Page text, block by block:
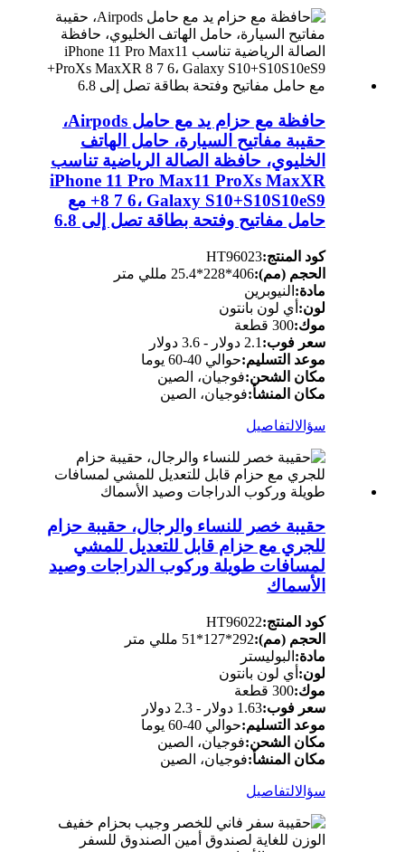
حافظة مع حزام يد مع حامل Airpods،
حقيبة مفاتيح السيارة، حامل الهاتف
الخليوي، حافظة الصالة الرياضية تناسب
iPhone 11 Pro Max11 ProXs MaxXR
8 7 6، Galaxy S10+S10S10eS9+ مع
حامل مفاتيح وفتحة بطاقة تصل إلى 6.8
كود المنتج:HT96023
الحجم (مم):406*228*25.4 مللي متر
مادة: النيوبرين
لون: أي لون بانتون
موك:300 قطعة
سعر فوب: 2.1 دولار - 3.6 دولار
موعد التسليم:حوالي 40-60 يوما
مكان الشحن:فوجيان، الصين
مكان المنشأ:فوجيان، الصين
سؤالالتفاصيل
حقيبة خصر للنساء والرجال، حقيبة حزام
للجري مع حزام قابل للتعديل للمشي
لمسافات طويلة وركوب الدراجات وصيد
الأسماك
كود المنتج:HT96022
الحجم (مم):292*127*51 مللي متر
مادة: البوليستر
لون: أي لون بانتون
موك:300 قطعة
سعر فوب:1.63 دولار - 2.3 دولار
موعد التسليم:حوالي 40-60 يوما
مكان الشحن:فوجيان، الصين
مكان المنشأ:فوجيان، الصين
سؤالالتفاصيل